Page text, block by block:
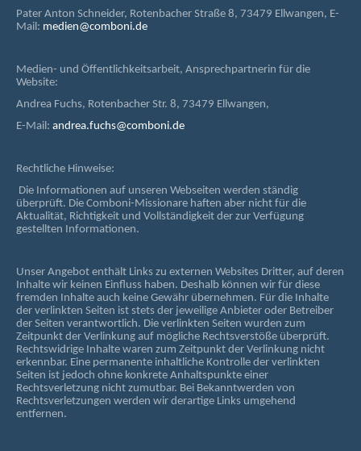
Pater Anton Schneider, Rotenbacher Straße 8, 73479 Ellwangen, E-
Mail: medien@comboni.de
Medien- und Öffentlichkeitsarbeit, Ansprechpartnerin für die
Website:
Andrea Fuchs, Rotenbacher Str. 8, 73479 Ellwangen,
E-Mail: andrea.fuchs@comboni.de
Rechtliche Hinweise:
Die Informationen auf unseren Webseiten werden ständig
überprüft. Die Comboni-Missionare haften aber nicht für die
Aktualität, Richtigkeit und Vollständigkeit der zur Verfügung
gestellten Informationen.
Unser Angebot enthält Links zu externen Websites Dritter, auf deren
Inhalte wir keinen Einfluss haben. Deshalb können wir für diese
fremden Inhalte auch keine Gewähr übernehmen. Für die Inhalte
der verlinkten Seiten ist stets der jeweilige Anbieter oder Betreiber
der Seiten verantwortlich. Die verlinkten Seiten wurden zum
Zeitpunkt der Verlinkung auf mögliche Rechtsverstöße überprüft.
Rechtswidrige Inhalte waren zum Zeitpunkt der Verlinkung nicht
erkennbar. Eine permanente inhaltliche Kontrolle der verlinkten
Seiten ist jedoch ohne konkrete Anhaltspunkte einer
Rechtsverletzung nicht zumutbar. Bei Bekanntwerden von
Rechtsverletzungen werden wir derartige Links umgehend
entfernen.